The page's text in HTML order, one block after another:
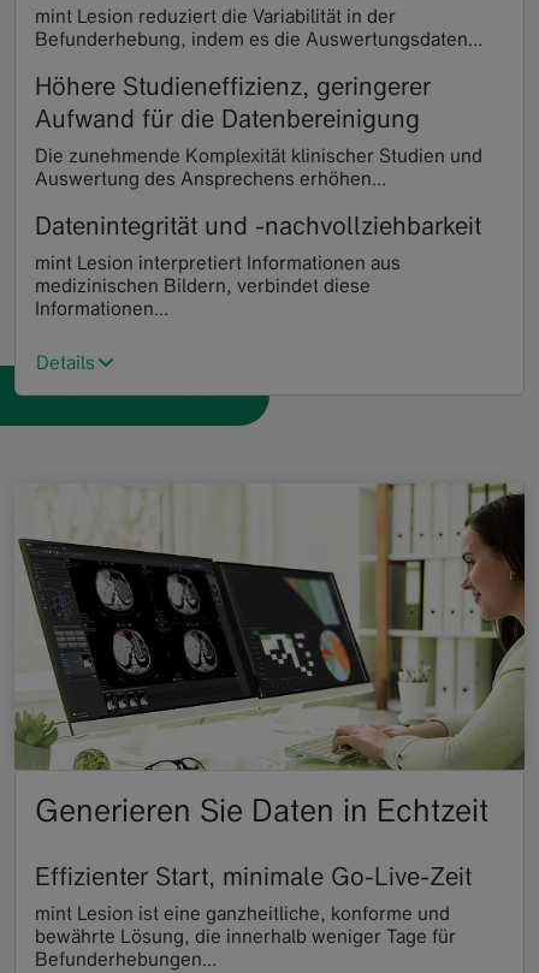
mint Lesion reduziert die Variabilität in der
Befunderhebung, indem es die Auswertungsdaten...
Höhere Studieneffizienz, geringerer
Aufwand für die Datenbereinigung
Die zunehmende Komplexität klinischer Studien und
Auswertung des Ansprechens erhöhen...
Datenintegrität und -nachvollziehbarkeit
mint Lesion interpretiert Informationen aus
medizinischen Bildern, verbindet diese
Informationen...
Details
Generieren Sie Daten in Echtzeit
Effizienter Start, minimale Go-Live-Zeit
mint Lesion ist eine ganzheitliche, konforme und
bewährte Lösung, die innerhalb weniger Tage für
Befunderhebungen...